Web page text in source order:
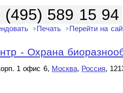
(495) 589 15 94
Печать Перейти на
- Охрана
1 офис 6, Москва, Россия,